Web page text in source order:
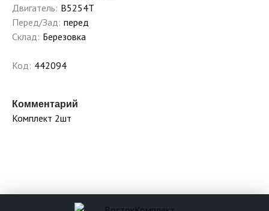
Двигатель: B5254T
Перед/Зад: перед
Склад: Березовка
Код: 442094
Комментарий
Комплект 2шт